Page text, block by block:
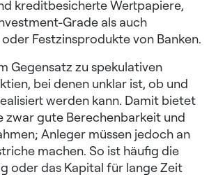
kreditbesicherte Wertpapiere,
Grade als auch
oder Festzinsprodukte von Banken.
Gegensatz zu spekulativen
bei denen unklar ist, ob und
werden kann. Damit bietet
zwar gute Berechenbarkeit und
Anleger müssen jedoch an
machen. So ist häufig die
oder das Kapital für lange Zeit